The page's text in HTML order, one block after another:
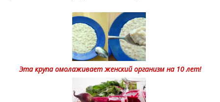
Эта крупа омолаживает женский организм на 10 лет!